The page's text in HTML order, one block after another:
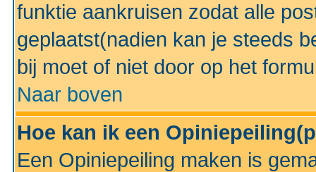
funktie aankruisen zodat alle
geplaatst(nadien kan je steeds
bij moet of niet door op het
Naar boven
Hoe kan ik een
Een Opiniepeiling maken is